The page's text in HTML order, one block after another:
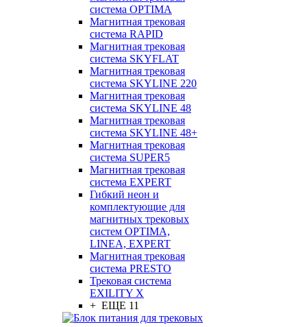
система OPTIMA
Магнитная трековая
система RAPID
Магнитная трековая
система SKYFLAT
Магнитная трековая
система SKYLINE 220
Магнитная трековая
система SKYLINE 48
Магнитная трековая
система SKYLINE 48+
Магнитная трековая
система SUPER5
Магнитная трековая
система EXPERT
Гибкий неон и
комплектующие для
магнитных трековых
систем OPTIMA,
LINEA, EXPERT
Магнитная трековая
система PRESTO
Трековая система
EXILITY X
+ ЕЩЕ 11